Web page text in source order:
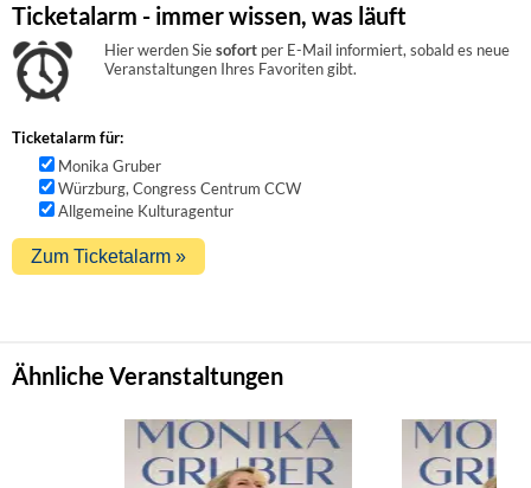
Ticketalarm - immer wissen, was läuft
Hier werden Siesofort per E-Mail informiert, sobald es neue
Veranstaltungen Ihres Favoriten gibt.
Ticketalarm für:
Monika Gruber
Würzburg, Congress Centrum CCW
Allgemeine Kulturagentur
Ähnliche Veranstaltungen